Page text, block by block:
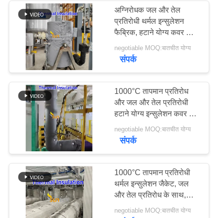
गर्मी प्रतिरोधी कपड़े
वेल्डिंग कंबल रोल
177
अग्निरोधक जल और तेल
प्रतिरोधी थर्मल इन्सुलेशन
फैब्रिक, हटाने योग्य कवर और
जैकेट के लिए अनुकूलन योग्य
आकार
negotiable MOQ:बातचीत योग्य
संपर्क
1000°C तापमान प्रतिरोध
और जल और तेल प्रतिरोधी
हटाने योग्य इन्सुलेशन कवर के
साथ अनुकूलन योग्य आकार
थर्मल इन्सुलेशन जैकेट
negotiable MOQ:बातचीत योग्य
संपर्क
1000°C तापमान प्रतिरोधी
थर्मल इन्सुलेशन जैकेट, जल
और तेल प्रतिरोध के साथ,
अनुकूलन योग्य आकारों में
negotiable MOQ:बातचीत योग्य